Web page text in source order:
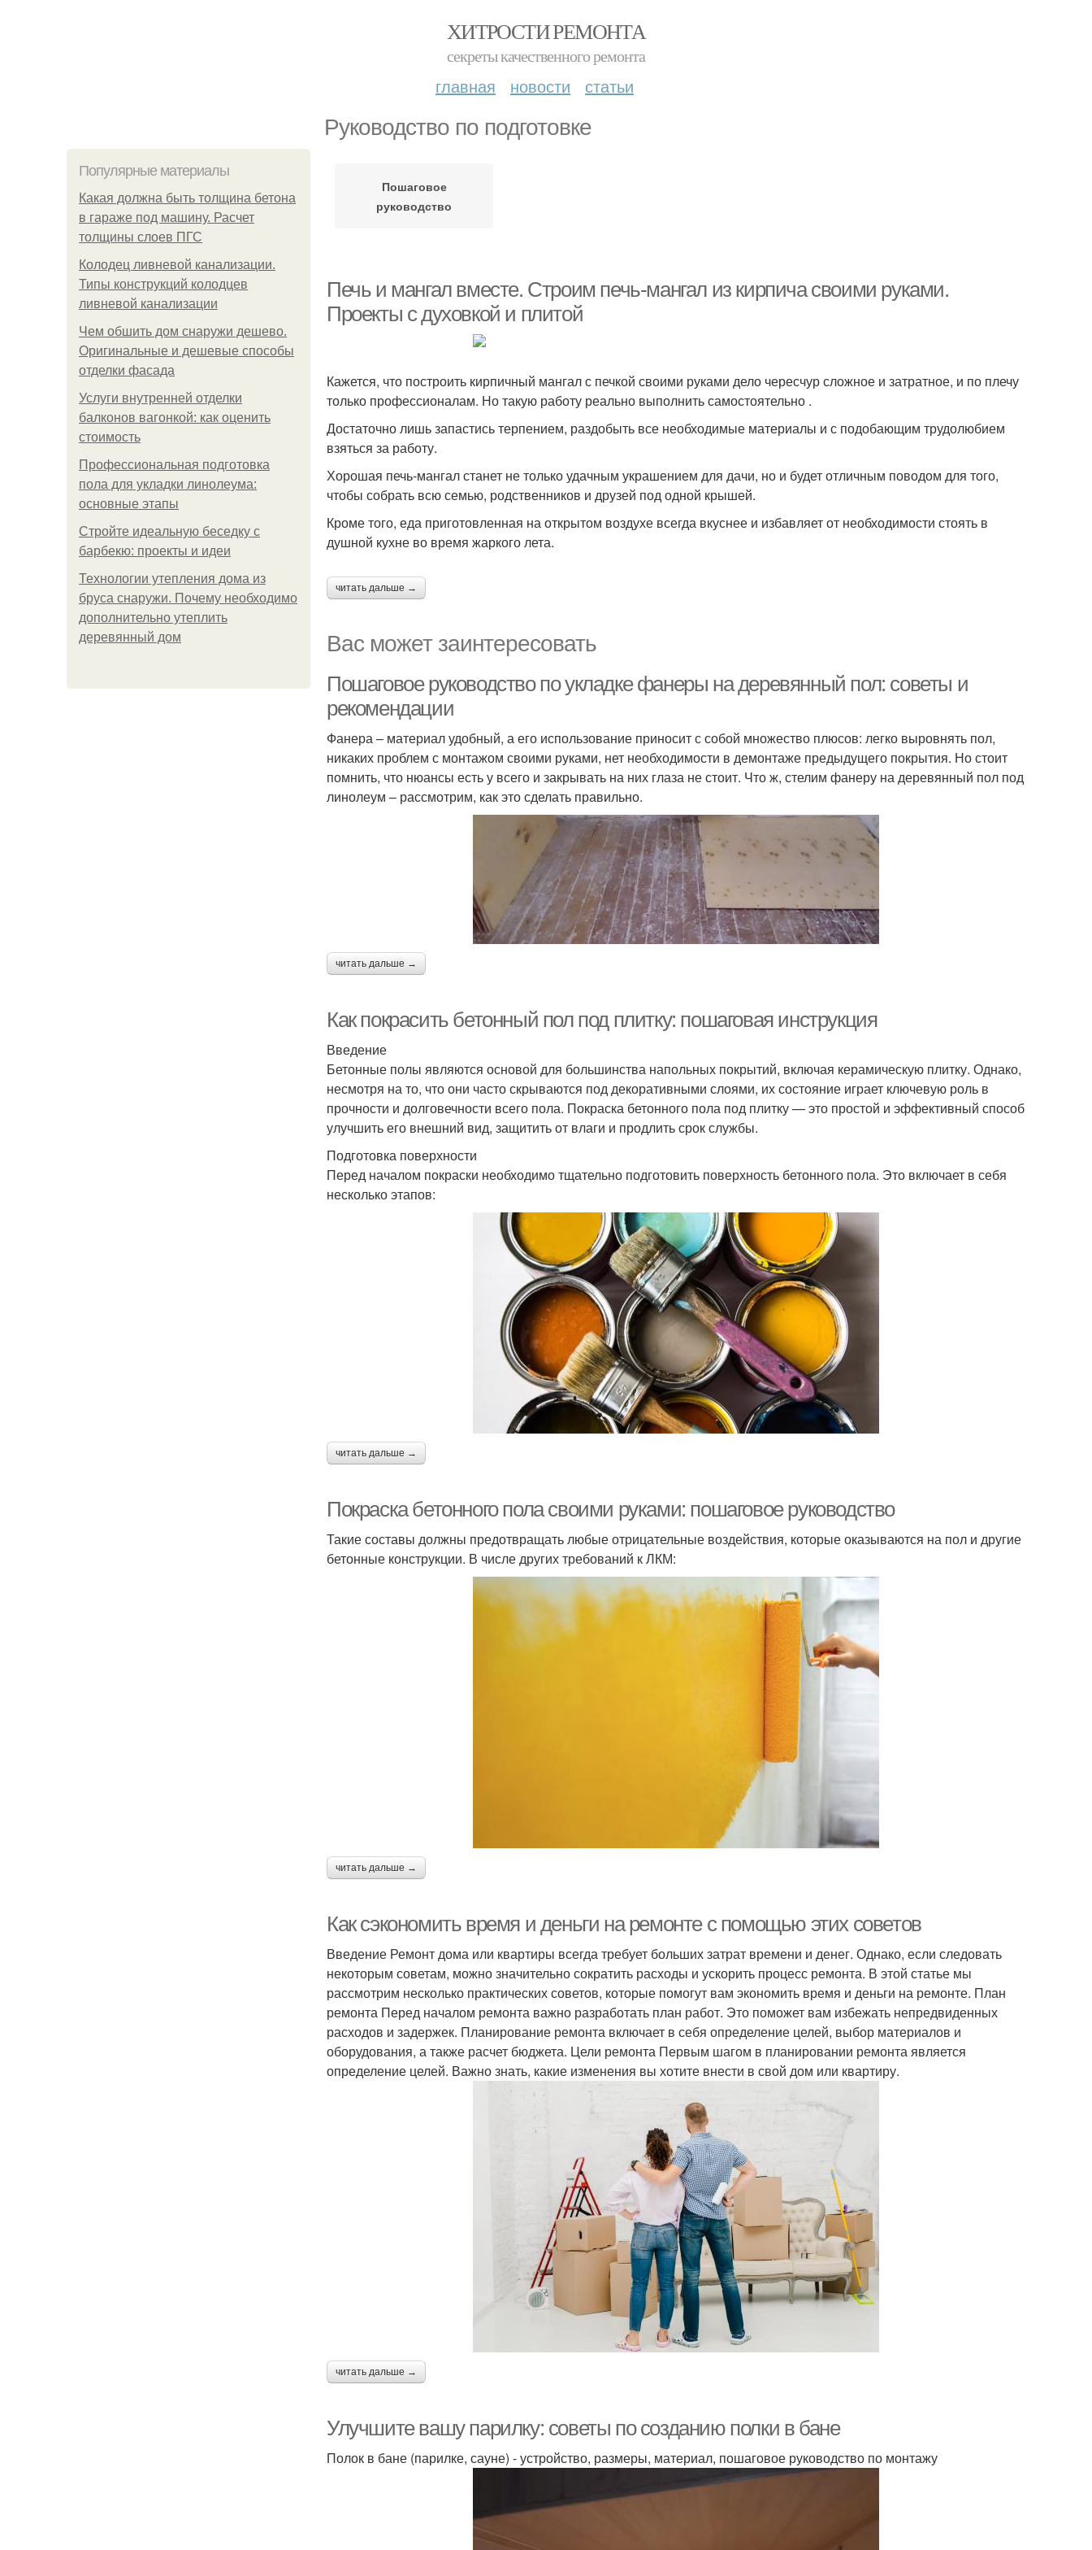
ХИТРОСТИ РЕМОНТА
секреты качественного ремонта
главная новости статьи
Руководство по подготовке
Популярные материалы
Какая должна быть толщина бетона
в гараже под машину. Расчет
толщины слоев ПГС
Колодец ливневой канализации.
Типы конструкций колодцев
ливневой канализации
Чем обшить дом снаружи дешево.
Оригинальные и дешевые способы
отделки фасада
Услуги внутренней отделки
балконов вагонкой: как оценить
стоимость
Профессиональная подготовка
пола для укладки линолеума:
основные этапы
Стройте идеальную беседку с
барбекю: проекты и идеи
Технологии утепления дома из
бруса снаружи. Почему необходимо
дополнительно утеплить
деревянный дом
Пошаговое
руководство
Печь и мангал вместе. Строим печь-мангал из кирпича своими руками.
Проекты с духовкой и плитой
Кажется, что построить кирпичный мангал с печкой своими руками дело чересчур сложное и затратное, и по плечу
только профессионалам. Но такую работу реально выполнить самостоятельно .
Достаточно лишь запастись терпением, раздобыть все необходимые материалы и с подобающим трудолюбием
взяться за работу.
Хорошая печь-мангал станет не только удачным украшением для дачи, но и будет отличным поводом для того,
чтобы собрать всю семью, родственников и друзей под одной крышей.
Кроме того, еда приготовленная на открытом воздухе всегда вкуснее и избавляет от необходимости стоять в
душной кухне во время жаркого лета.
читать дальше →
Вас может заинтересовать
Пошаговое руководство по укладке фанеры на деревянный пол: советы и
рекомендации
Фанера – материал удобный, а его использование приносит с собой множество плюсов: легко выровнять пол,
никаких проблем с монтажом своими руками, нет необходимости в демонтаже предыдущего покрытия. Но стоит
помнить, что нюансы есть у всего и закрывать на них глаза не стоит. Что ж, стелим фанеру на деревянный пол под
линолеум – рассмотрим, как это сделать правильно.
читать дальше →
Как покрасить бетонный пол под плитку: пошаговая инструкция
Введение
Бетонные полы являются основой для большинства напольных покрытий, включая керамическую плитку. Однако,
несмотря на то, что они часто скрываются под декоративными слоями, их состояние играет ключевую роль в
прочности и долговечности всего пола. Покраска бетонного пола под плитку — это простой и эффективный способ
улучшить его внешний вид, защитить от влаги и продлить срок службы.
Подготовка поверхности
Перед началом покраски необходимо тщательно подготовить поверхность бетонного пола. Это включает в себя
несколько этапов:
читать дальше →
Покраска бетонного пола своими руками: пошаговое руководство
Такие составы должны предотвращать любые отрицательные воздействия, которые оказываются на пол и другие
бетонные конструкции. В числе других требований к ЛКМ:
читать дальше →
Как сэкономить время и деньги на ремонте с помощью этих советов
Введение Ремонт дома или квартиры всегда требует больших затрат времени и денег. Однако, если следовать
некоторым советам, можно значительно сократить расходы и ускорить процесс ремонта. В этой статье мы
рассмотрим несколько практических советов, которые помогут вам экономить время и деньги на ремонте. План
ремонта Перед началом ремонта важно разработать план работ. Это поможет вам избежать непредвиденных
расходов и задержек. Планирование ремонта включает в себя определение целей, выбор материалов и
оборудования, а также расчет бюджета. Цели ремонта Первым шагом в планировании ремонта является
определение целей. Важно знать, какие изменения вы хотите внести в свой дом или квартиру.
читать дальше →
Улучшите вашу парилку: советы по созданию полки в бане
Полок в бане (парилке, сауне) - устройство, размеры, материал, пошаговое руководство по монтажу